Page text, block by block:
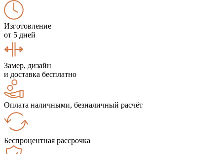
Изготовление
от 5 дней
Замер, дизайн
и доставка бесплатно
Оплата наличными, безналичный расчёт
Беспроцентная рассрочка